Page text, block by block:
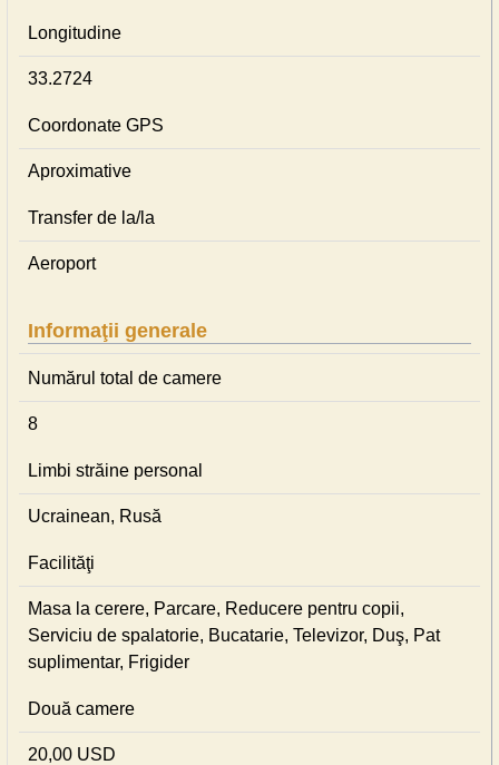
Longitudine
33.2724
Coordonate GPS
Aproximative
Transfer de la/la
Aeroport
Informaţii generale
Numărul total de camere
8
Limbi străine personal
Ucrainean, Rusă
Facilităţi
Masa la cerere, Parcare, Reducere pentru copii,
Serviciu de spalatorie, Bucatarie, Televizor, Duş, Pat
suplimentar, Frigider
Două camere
20,00 USD